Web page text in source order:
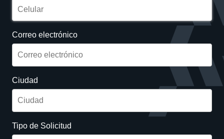
Correo electrónico
Ciudad
Tipo de Solicitud